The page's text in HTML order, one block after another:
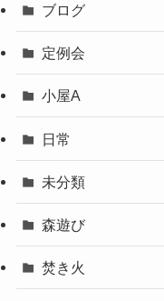
ブログ
定例会
小屋A
日常
未分類
森遊び
焚き火